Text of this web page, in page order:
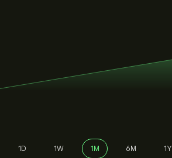
1D 1W 1M 6M 1Y